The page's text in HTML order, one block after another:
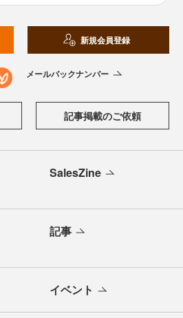
新規会員登録
メールバックナンバー
記事掲載のご依頼
SalesZine
記事
イベント